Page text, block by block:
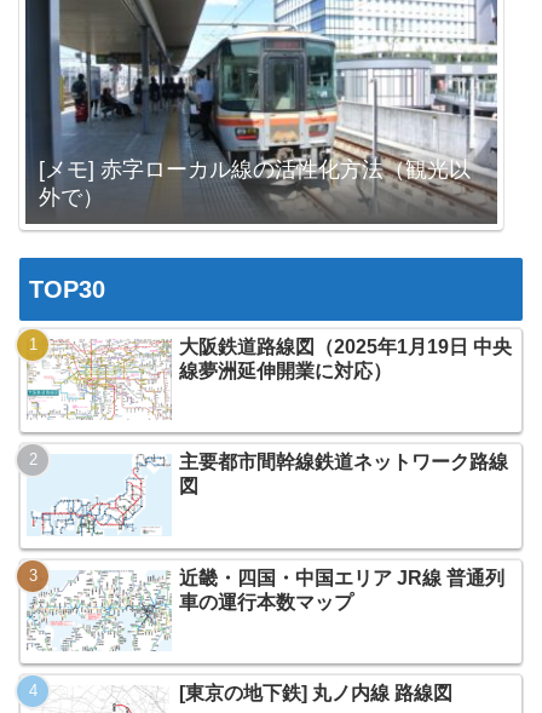
[メモ] 赤字ローカル線の活性化方法（観光以
外で）
TOP30
大阪鉄道路線図（2025年1月19日 中央
線夢洲延伸開業に対応）
主要都市間幹線鉄道ネットワーク路線
図
近畿・四国・中国エリア JR線 普通列
車の運行本数マップ
[東京の地下鉄] 丸ノ内線 路線図